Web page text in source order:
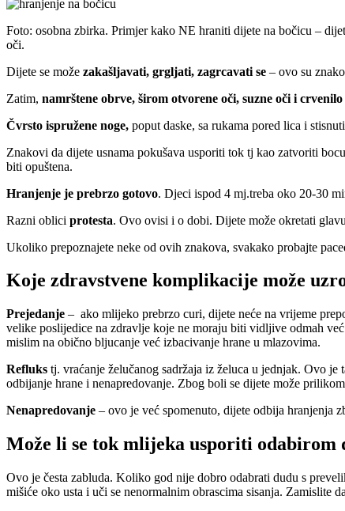
Foto: osobna zbirka. Primjer kako NE hraniti dijete na bočicu –
oči.
Dijete se može zakašljavati, grgljati, zagrcavati se – ovo su
Zatim, namrštene obrve, širom otvorene oči, suzne oči i
Čvrsto ispružene noge, poput daske, sa rukama pored lica i
Znakovi da dijete usnama pokušava usporiti tok tj kao zatvoriti
biti opuštena.
Hranjenje je prebrzo gotovo. Djeci ispod 4 mj.treba oko 20-30
Razni oblici protesta. Ovo ovisi i o dobi. Dijete može okretati
Ukoliko prepoznajete neke od ovih znakova, svakako probajte
Koje zdravstvene komplikacije može
Prejedanje – ako mlijeko prebrzo curi, dijete neće na vrijeme
velike poslijedice na zdravlje koje ne moraju biti vidljive odmah
mislim na obično bljucanje već izbacivanje hrane u mlazovima.
Refluks tj. vraćanje želučanog sadržaja iz želuca u jednjak. Ovo
odbijanje hrane i nenapredovanje. Zbog boli se dijete može
Nenapredovanje – ovo je već spomenuto, dijete odbija hranjenja
Može li se tok mlijeka usporiti odabirom
Ovo je česta zabluda. Koliko god nije dobro odabrati dudu s
mišiće oko usta i uči se nenormalnim obrascima sisanja. Zamislite